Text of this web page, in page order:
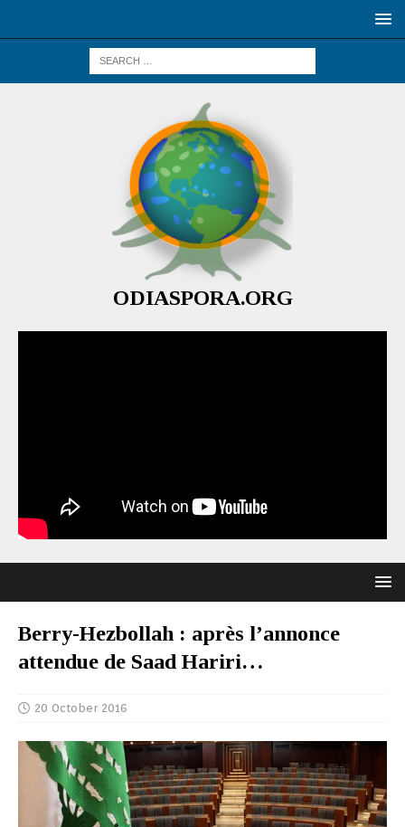
ODIASPORA.ORG
Berry-Hezbollah : après l’annonce
attendue de Saad Hariri…
20 October 2016